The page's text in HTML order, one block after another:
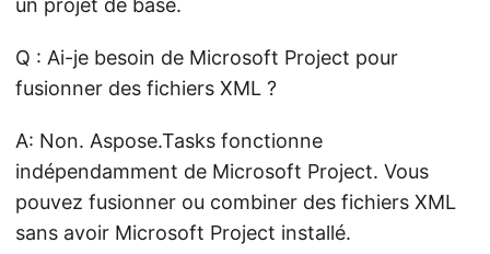
un projet de base.
Q : Ai-je besoin de Microsoft Project pour
fusionner des fichiers XML ?
A: Non. Aspose.Tasks fonctionne
indépendamment de Microsoft Project. Vous
pouvez fusionner ou combiner des fichiers XML
sans avoir Microsoft Project installé.